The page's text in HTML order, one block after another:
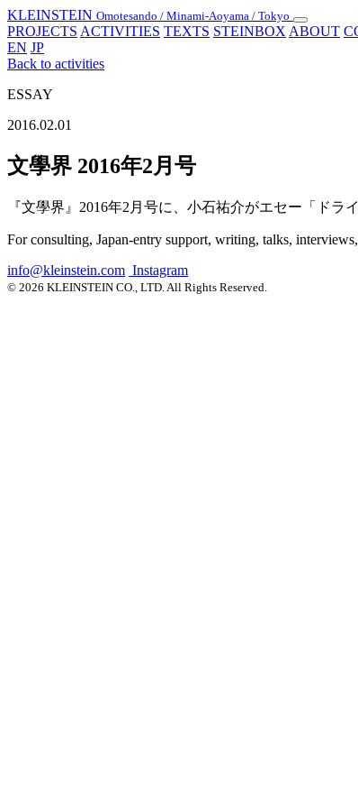
KLEINSTEIN Omotesando / Minami-Aoyama / Tokyo
Toggle
navigation
PROJECTS ACTIVITIES TEXTS STEINBOX ABOUT
EN JP
Back to activities
ESSAY
2016.02.01
文學界 2016年2月号
『文學界』2016年2月号に、小石祐介がエセー「ドラ
For consulting, Japan-entry support, writing, talks,
info@kleinstein.com Instagram
© 2026 KLEINSTEIN CO., LTD. All Rights Reserved.